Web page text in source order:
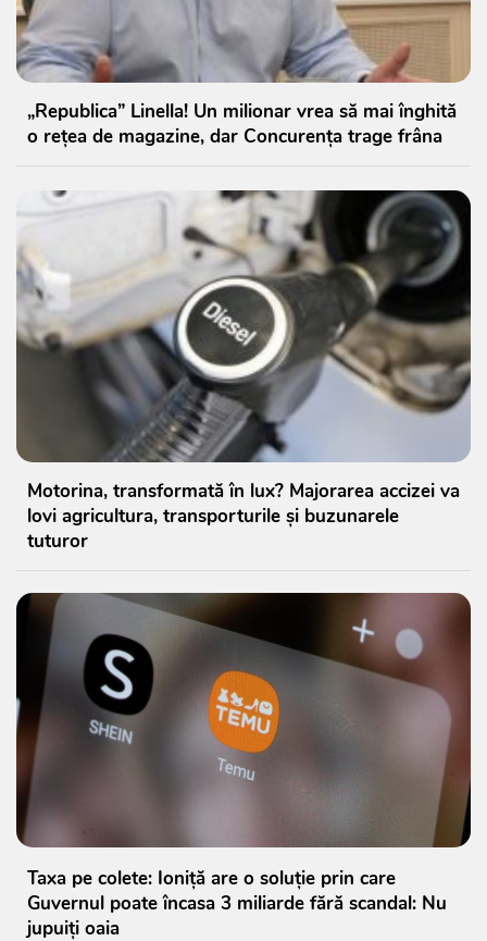
„Republica” Linella! Un milionar vrea să mai înghită
o rețea de magazine, dar Concurența trage frâna
Motorina, transformată în lux? Majorarea accizei va
lovi agricultura, transporturile și buzunarele
tuturor
Taxa pe colete: Ioniță are o soluție prin care
Guvernul poate încasa 3 miliarde fără scandal: Nu
jupuiți oaia